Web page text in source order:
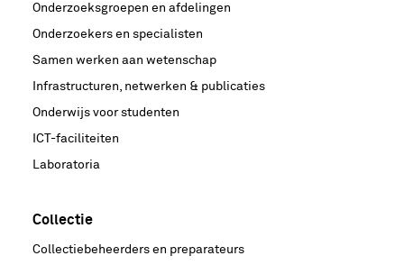
Onderzoeksgroepen en afdelingen
Onderzoekers en specialisten
Samen werken aan wetenschap
Infrastructuren, netwerken & publicaties
Onderwijs voor studenten
ICT-faciliteiten
Laboratoria
Collectie
Collectiebeheerders en preparateurs